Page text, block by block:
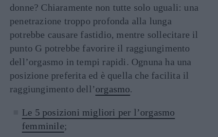
donne? Chiaramente non tutte solo uguali: una
penetrazione troppo profonda alla lunga
potrebbe causare fastidio, mentre sollecitare il
punto G potrebbe favorire il raggiungimento
dell’orgasmo in tempi rapidi. Ognuna ha una
posizione preferita ed è quella che facilita il
raggiungimento dell’orgasmo.
Le 5 posizioni migliori per l’orgasmo
femminile;